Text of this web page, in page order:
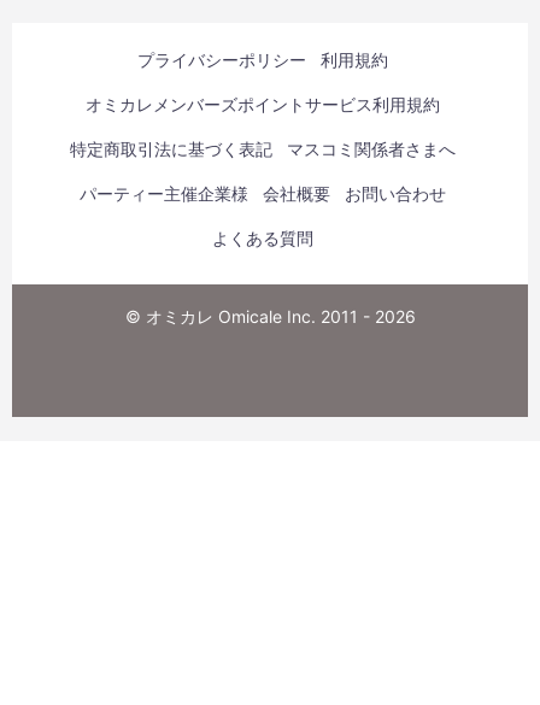
プライバシーポリシー 利用規約
オミカレメンバーズポイントサービス利用規約
特定商取引法に基づく表記 マスコミ関係者さまへ
パーティー主催企業様 会社概要 お問い合わせ
よくある質問
© オミカレ Omicale Inc. 2011 - 2026